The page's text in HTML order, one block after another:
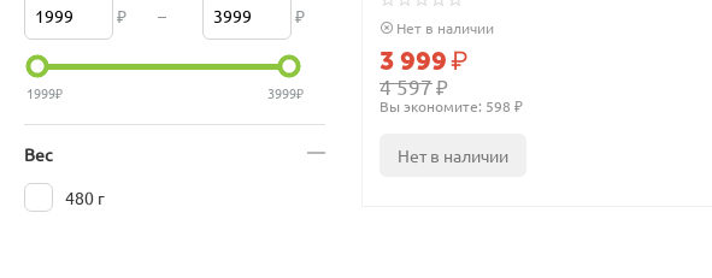
Нет в наличии
4 597₽
3 999₽
Вы экономите: 598 ₽
Нет в наличии
₽ – ₽
1999₽ 3999₽
Вес
480 г